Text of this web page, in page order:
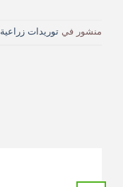
منشور في توريدات زراعية